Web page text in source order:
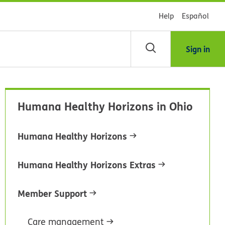
Help Español
Sign in
Humana Healthy Horizons in Ohio
Humana Healthy Horizons
Humana Healthy Horizons Extras
Member Support
Care management